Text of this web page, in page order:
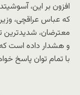
که عباس عراقچی،
معترضان، شدیدترین
و هشدار داده است
با تمام توان پاسخ